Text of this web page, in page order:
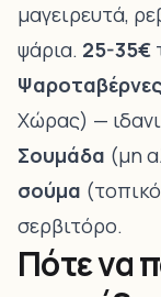
μαγειρευτά,
ψάρια. 25-35€
Ψαροταβέρνες
Χώρας) —
Σουμάδα (μη
σούμα
σερβιτόρο.
Πότε να